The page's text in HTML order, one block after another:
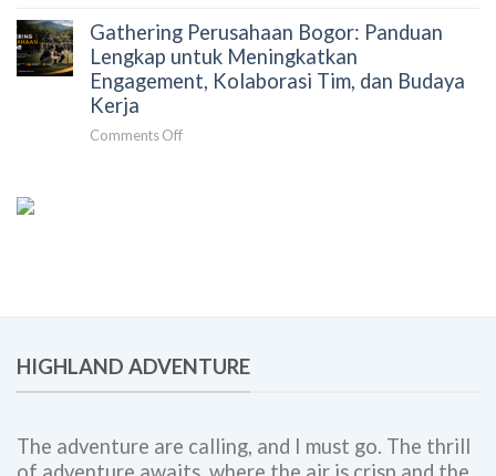
Meningkatkan
Dampak
Acara
yang
Lebih
Efektif
dan
Rafting
Bogor
untuk
Solusi
Bersama
Adventure
Gathering Perusahaan Bogor: Panduan
Lengkap untuk Meningkatkan
Engagement, Kolaborasi Tim, dan Budaya
Kerja
Comments Offon
Tim,
dan
HIGHLAND ADVENTURE
The adventure are calling, and I must go. The thrill